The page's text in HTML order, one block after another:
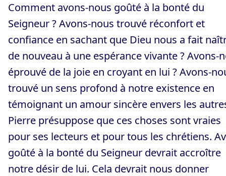
Comment avons-nous goûté à la bonté du
Seigneur ? Avons-nous trouvé réconfort et
confiance en sachant que Dieu nous a fait
de nouveau à une espérance vivante ? Avons-
éprouvé de la joie en croyant en lui ? Avons-
trouvé un sens profond à notre existence en
témoignant un amour sincère envers les
Pierre présuppose que ces choses sont vraies
pour ses lecteurs et pour tous les chrétiens.
goûté à la bonté du Seigneur devrait accroître
notre désir de lui. Cela devrait nous donner